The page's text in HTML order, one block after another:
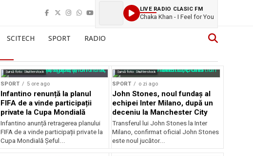
LIVE RADIO CLASIC FM
Chaka Khan - I Feel for You
SCITECH SPORT RADIO
Sursă foto: Shutterstock
SPORT 5 ore ago
Infantino renunță la planul
FIFA de a vinde participații
private la Cupa Mondială
Infantino anunță retragerea planului
FIFA de a vinde participații private la
Cupa Mondială Șeful...
Sursă foto: Shutterstock
SPORT o zi ago
John Stones, noul fundaș al
echipei Inter Milano, după un
deceniu la Manchester City
Transferul lui John Stones la Inter
Milano, confirmat oficial John Stones
este noul jucător...